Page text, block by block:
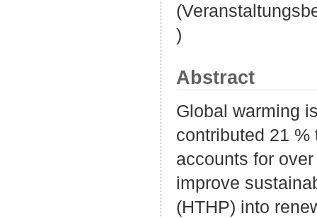
)
Abstract
Global warming
contributed 21
accounts for
improve
(HTHP) into